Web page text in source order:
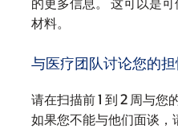
的更多信息。 这可以是
材料。
与医疗团队讨论您的
请在扫描前 1 到 2 周与您
如果您不能与他们面谈，